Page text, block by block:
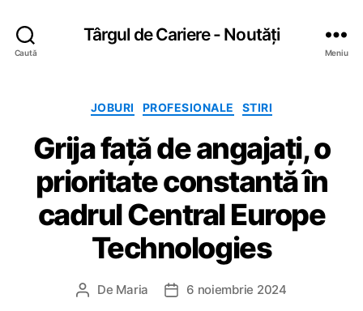
Caută
Târgul de Cariere - Noutăți
Meniu
C
t
e
g
o
r
i
i
JOBURI PROFESIONALE STIRI
Grija față de angajați, o
prioritate constantă în
cadrul Central Europe
Technologies
A De Maria
D 6 noiembrie 2024